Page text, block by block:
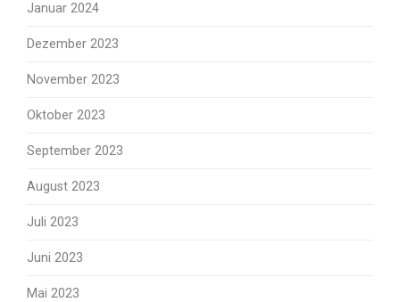
Januar 2024
Dezember 2023
November 2023
Oktober 2023
September 2023
August 2023
Juli 2023
Juni 2023
Mai 2023